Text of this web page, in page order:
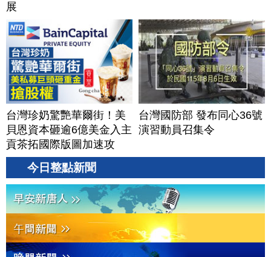
展
台灣珍奶驚艷華爾街！美
貝恩資本砸逾6億美金入主
貢茶拓國際版圖加速攻
美？｜#財經新聞｜
20260806(四)
台灣國防部 發布同心36號
演習動員召集令
今日整點新聞